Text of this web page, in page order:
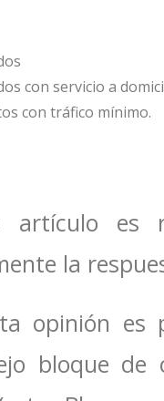
con servicio a
con tráfico mínimo.
es
la
opinión
bloque de